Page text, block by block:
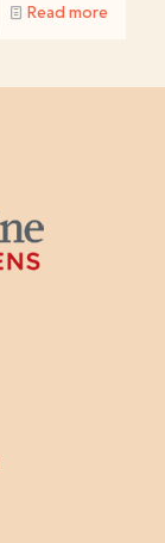
Read more